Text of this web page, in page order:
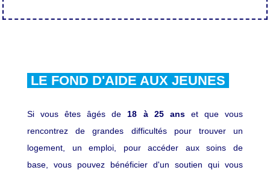
LE FOND D'AIDE AUX JEUNES
Si vous êtes âgés de 18 à 25 anset que vous
rencontrez de grandes difficultés pour trouver un
logement, un emploi, pour accéder aux soins de
base, vous pouvez bénéficier d'un soutien qui vous